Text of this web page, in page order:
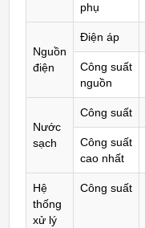
phụ
Nguồn
điện
Điện áp
Công suất
nguồn
Nước
sạch
Công suất
Công suất
cao nhất
Hệ
thống
xử lý
Công suất